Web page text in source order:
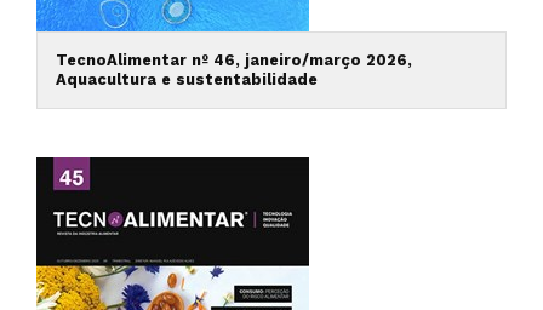
TecnoAlimentar nº 46, janeiro/março 2026,
Aquacultura e sustentabilidade